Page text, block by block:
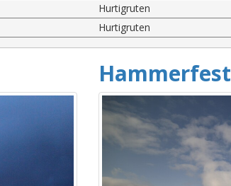
Hurtigruten
Hurtigruten
Hammerfest